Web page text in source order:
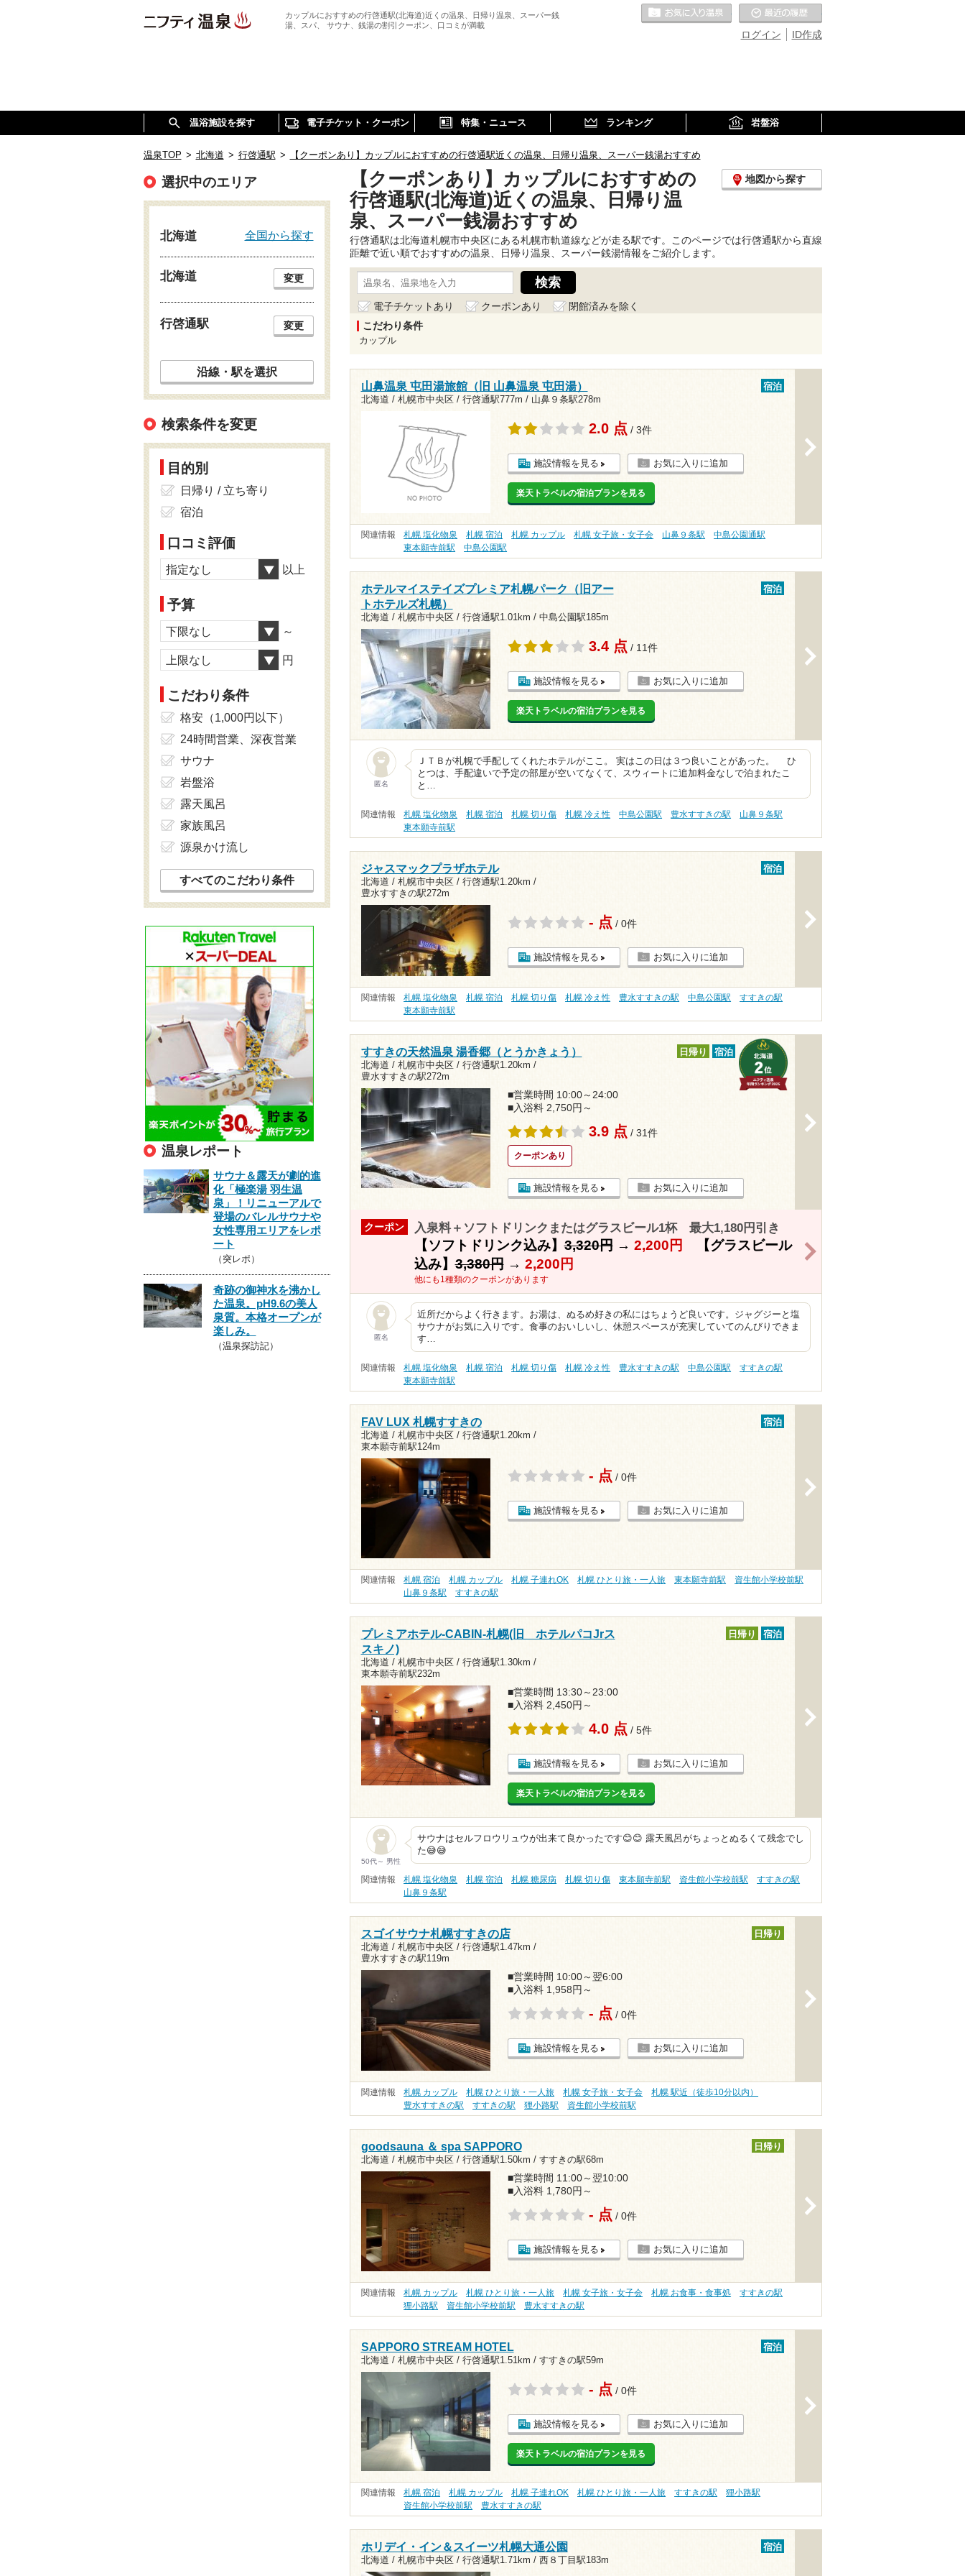
カップルにおすすめの行啓通駅(北海道)近くの温泉、日帰り温泉、スーパー銭
湯、スパ、 サウナ、銭湯の割引クーポン、口コミが満載
ID作成
ログイン
お気に入りの温泉
温浴施設を探す 電子チケット・クーポン 特集・ニュース ランキング 岩盤浴
温泉TOP > 北海道 > 行啓通駅 > 【クーポンあり】カップルにおすすめの行啓通駅近くの温泉、日帰り温泉、スーパー銭湯おすすめ
【クーポンあり】カップルにおすすめの
行啓通駅(北海道)近くの温泉、日帰り温
泉、スーパー銭湯おすすめ
地図から探す
行啓通駅は北海道札幌市中央区にある札幌市軌道線などが走る駅です。このページでは行啓通駅から直線
距離で近い順でおすすめの温泉、日帰り温泉、スーパー銭湯情報をご紹介します。
電子チケットあり クーポンあり
閉館済みを除く
こだわり条件
カップル
山鼻温泉 屯田湯旅館（旧 山鼻温泉 屯田湯）
北海道 / 札幌市中央区 / 行啓通駅777m / 山鼻９条駅278m
宿泊
2.0 点 / 3件
施設情報を見る お気に入りに追加
楽天トラベルの宿泊プランを見る
関連情報 札幌 塩化物泉 札幌 宿泊 札幌 カップル 札幌 女子旅・女子会 山鼻９条駅
中島公園通駅
東本願寺前駅
中島公園駅
ホテルマイステイズプレミア札幌パーク（旧アー
トホテルズ札幌）
北海道 / 札幌市中央区 / 行啓通駅1.01km / 中島公園駅185m
宿泊
3.4 点 / 11件
施設情報を見る お気に入りに追加
楽天トラベルの宿泊プランを見る
匿名
ＪＴＢが札幌で手配してくれたホテルがここ。 実はこの日は３つ良いことがあった。 ひ
とつは、手配違いで予定の部屋が空いてなくて、スウィートに追加料金なしで泊まれたこ
と…
関連情報 札幌 塩化物泉 札幌 宿泊 札幌 切り傷 札幌 冷え性 中島公園駅 豊水すすきの駅
山鼻９条駅
東本願寺前駅
ジャスマックプラザホテル
北海道 / 札幌市中央区 / 行啓通駅1.20km /
豊水すすきの駅272m
宿泊
- 点 / 0件
施設情報を見る お気に入りに追加
関連情報 札幌 塩化物泉 札幌 宿泊 札幌 切り傷 札幌 冷え性 豊水すすきの駅 中島公園駅
すすきの駅
東本願寺前駅
すすきの天然温泉 湯香郷（とうかきょう）
北海道 / 札幌市中央区 / 行啓通駅1.20km /
豊水すすきの駅272m
日帰り 宿泊
■営業時間 10:00～24:00
■入浴料 2,750円～
3.9 点 / 31件
クーポンあり
施設情報を見る お気に入りに追加
クーポン 入泉料＋ソフトドリンクまたはグラスビール1杯 最大1,180円引き
【ソフトドリンク込み】3,320円→ 2,200円
【グラスビール
込み】3,380円→ 2,200円
他にも1種類のクーポンがあります
>
匿名
近所だからよく行きます。お湯は、ぬるめ好きの私にはちょうど良いです。ジャグジーと塩
サウナがお気に入りです。食事のおいしいし、休憩スペースが充実していてのんびりできま
す…
関連情報 札幌 塩化物泉 札幌 宿泊 札幌 切り傷 札幌 冷え性 豊水すすきの駅 中島公園駅
すすきの駅
東本願寺前駅
FAV LUX 札幌すすきの
北海道 / 札幌市中央区 / 行啓通駅1.20km /
東本願寺前駅124m
宿泊
- 点 / 0件
施設情報を見る お気に入りに追加
関連情報 札幌 宿泊 札幌 カップル 札幌 子連れOK 札幌 ひとり旅・一人旅 東本願寺前駅
資生館小学校前駅
山鼻９条駅
すすきの駅
プレミアホテル-CABIN-札幌(旧 ホテルパコJrス
スキノ)
北海道 / 札幌市中央区 / 行啓通駅1.30km /
東本願寺前駅232m
日帰り 宿泊
■営業時間 13:30～23:00
■入浴料 2,450円～
4.0 点 / 5件
施設情報を見る お気に入りに追加
楽天トラベルの宿泊プランを見る
50代～ 男性
サウナはセルフロウリュウが出来て良かったです😊😊 露天風呂がちょっとぬるくて残念でし
た😅😅
関連情報 札幌 塩化物泉 札幌 宿泊 札幌 糖尿病 札幌 切り傷 東本願寺前駅 資生館小学校前駅
すすきの駅
山鼻９条駅
スゴイサウナ札幌すすきの店
北海道 / 札幌市中央区 / 行啓通駅1.47km /
豊水すすきの駅119m
日帰り
■営業時間 10:00～翌6:00
■入浴料 1,958円～
- 点 / 0件
施設情報を見る お気に入りに追加
関連情報 札幌 カップル 札幌 ひとり旅・一人旅 札幌 女子旅・女子会
札幌 駅近（徒歩10分以内）
豊水すすきの駅
すすきの駅 狸小路駅 資生館小学校前駅
goodsauna ＆ spa SAPPORO
北海道 / 札幌市中央区 / 行啓通駅1.50km / すすきの駅68m
日帰り
■営業時間 11:00～翌10:00
■入浴料 1,780円～
- 点 / 0件
施設情報を見る お気に入りに追加
関連情報 札幌 カップル 札幌 ひとり旅・一人旅 札幌 女子旅・女子会 札幌 お食事・食事処
すすきの駅
狸小路駅
資生館小学校前駅 豊水すすきの駅
SAPPORO STREAM HOTEL
北海道 / 札幌市中央区 / 行啓通駅1.51km / すすきの駅59m
宿泊
- 点 / 0件
施設情報を見る お気に入りに追加
楽天トラベルの宿泊プランを見る
関連情報 札幌 宿泊 札幌 カップル 札幌 子連れOK 札幌 ひとり旅・一人旅 すすきの駅
狸小路駅
資生館小学校前駅
豊水すすきの駅
ホリデイ・イン＆スイーツ札幌大通公園
北海道 / 札幌市中央区 / 行啓通駅1.71km / 西８丁目駅183m
宿泊
選択中のエリア
北海道 全国から探す
北海道 変更
行啓通駅 変更
沿線・駅を選択
検索条件を変更
目的別
日帰り / 立ち寄り
宿泊
口コミ評価
指定なし 以上
予算
下限なし ～
上限なし 円
こだわり条件
格安（1,000円以下）
24時間営業、深夜営業
サウナ
岩盤浴
露天風呂
家族風呂
源泉かけ流し
すべてのこだわり条件
温泉レポート
サウナ＆露天が劇的進
化「極楽湯 羽生温
泉」！リニューアルで
登場のバレルサウナや
女性専用エリアをレポ
ート
（突レポ）
奇跡の御神水を沸かし
た温泉。pH9.6の美人
泉質。本格オープンが
楽しみ。
（温泉探訪記）